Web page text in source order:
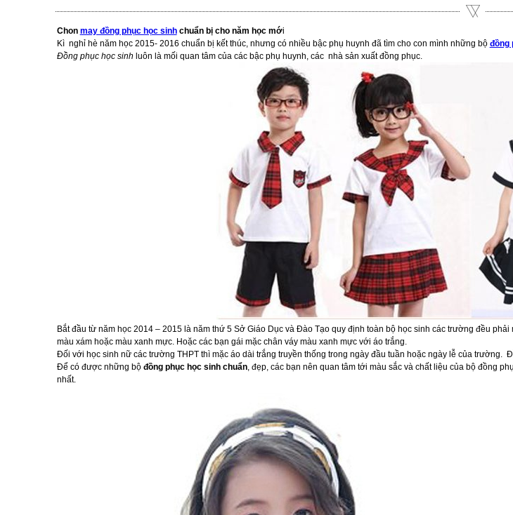
Chon may đồng phục học sinhchuẩn bị cho năm học mới
Kì nghỉ hè năm học 2015- 2016 chuẩn bị kết thúc, nhưng có nhiều bậc phụ huynh đã tìm cho con mình những bộ đồng
Đồng phục học sinh luôn là mối quan tâm của các bậc phụ huynh, các nhà sản xuất đồng phục.
Bắt đầu từ năm học 2014 – 2015 là năm thứ 5 Sở Giáo Dục và Đào Tạo quy định toàn bộ học sinh các trường đều phải
màu xám hoặc màu xanh mực. Hoặc các bạn gái mặc chân váy màu xanh mực với áo trắng.
Đối với học sinh nữ các trường THPT thì mặc áo dài trắng truyền thống trong ngày đầu tuần hoặc ngày lễ của trường.
Để có được những bộ đồng phục học sinh chuẩn, đẹp, các bạn nên quan tâm tới màu sắc và chất liệu của bộ đồng
nhất.